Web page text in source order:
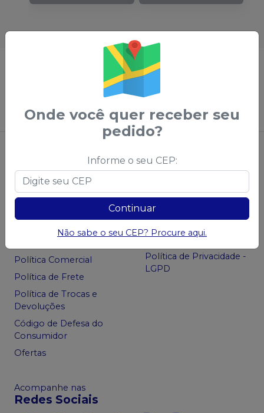
Não achou algum produto?
Sugerir produtos
Política Comercial
Política de Frete
Política de Trocas e
Devoluções
Código de Defesa do
Consumidor
Ofertas
Segurança
Política de Privacidade -
LGPD
Acompanhe nas
Redes Sociais
Onde você quer receber seu
pedido?
Informe o seu CEP:
Continuar
Não sabe o seu CEP? Procure aqui.